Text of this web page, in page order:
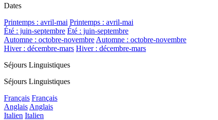
Dates
Printemps : avril-mai Printemps : avril-mai
Été : juin-septembre Été : juin-septembre
Automne : octobre-novembre Automne : octobre-novembre
Hiver : décembre-mars Hiver : décembre-mars
Séjours Linguistiques
Séjours Linguistiques
Français Français
Anglais Anglais
Italien Italien